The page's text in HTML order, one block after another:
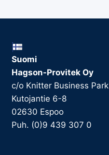
Suomi
Hagson-Provitek Oy
c/o Knitter Business Park
Kutojantie 6-8
02630 Espoo
Puh. (0)9 439 307 0